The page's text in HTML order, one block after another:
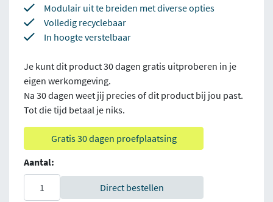
Modulair uit te breiden met diverse opties
Volledig recyclebaar
In hoogte verstelbaar
Je kunt dit product 30 dagen gratis uitproberen in je
eigen werkomgeving.
Na 30 dagen weet jij precies of dit product bij jou past.
Tot die tijd betaal je niks.
Gratis 30 dagen proefplaatsing
Aantal:
Direct bestellen